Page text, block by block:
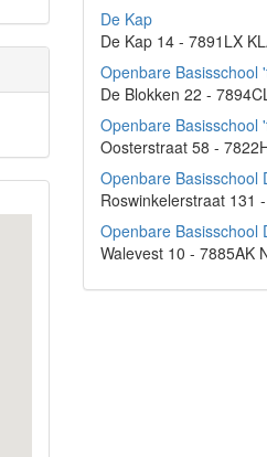
De Kap
De Kap 14 - 7891LX
Openbare Basisschool
De Blokken 22 -
Openbare Basisschool
Oosterstraat 58 -
Openbare Basisschool
Roswinkelerstraat 131
Openbare Basisschool
Walevest 10 - 7885AK